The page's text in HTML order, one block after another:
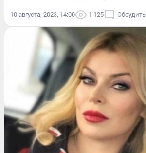
10 августа, 2023, 14:00 1 125 Обсудить